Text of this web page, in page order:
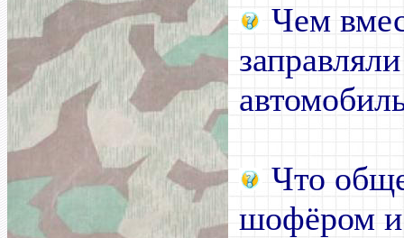
Чем
Что
шофёром и